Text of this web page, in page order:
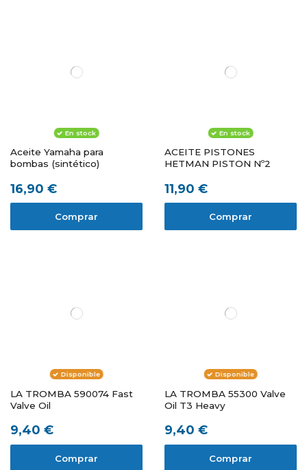
En stock
Aceite Yamaha para
bombas (sintético)
16,90 €
Comprar
En stock
ACEITE PISTONES
HETMAN PISTON Nº2
11,90 €
Comprar
Disponible
LA TROMBA 590074 Fast
Valve Oil
9,40 €
Comprar
Disponible
LA TROMBA 55300 Valve
Oil T3 Heavy
9,40 €
Comprar